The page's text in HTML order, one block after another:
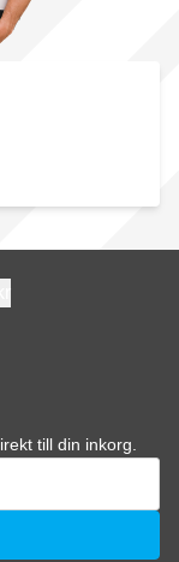
till din inkorg.